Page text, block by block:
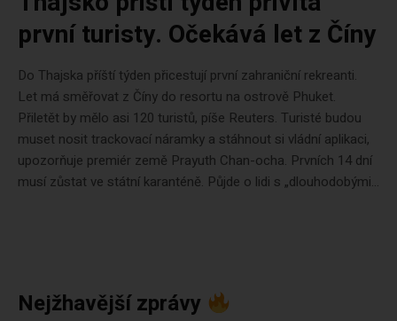
první turisty. Očekává let z Číny
Do Thajska příští týden přicestují první zahraniční rekreanti.
Let má směřovat z Číny do resortu na ostrově Phuket.
Přiletět by mělo asi 120 turistů, píše Reuters. Turisté budou
muset nosit trackovací náramky a stáhnout si vládní aplikaci,
upozorňuje premiér země Prayuth Chan-ocha. Prvních 14 dní
musí zůstat ve státní karanténě. Půjde o lidi s „dlouhodobými...
Nejžhavější zprávy